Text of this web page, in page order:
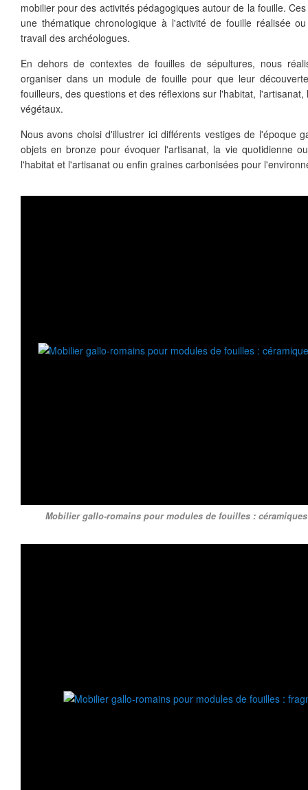
mobilier pour des activités pédagogiques autour de la fouille.
une thématique chronologique à l'activité de fouille réalisée
travail des archéologues.
En dehors de contextes de fouilles de sépultures, nous
organiser dans un module de fouille pour que leur
fouilleurs, des questions et des réflexions sur l'habitat,
végétaux.
Nous avons choisi d'illustrer ici différents vestiges de l'époque
objets en bronze pour évoquer l'artisanat, la vie quotidienne
l'habitat et l'artisanat ou enfin graines carbonisées pour
Mobilier gallo-romains pour modules de fouilles :